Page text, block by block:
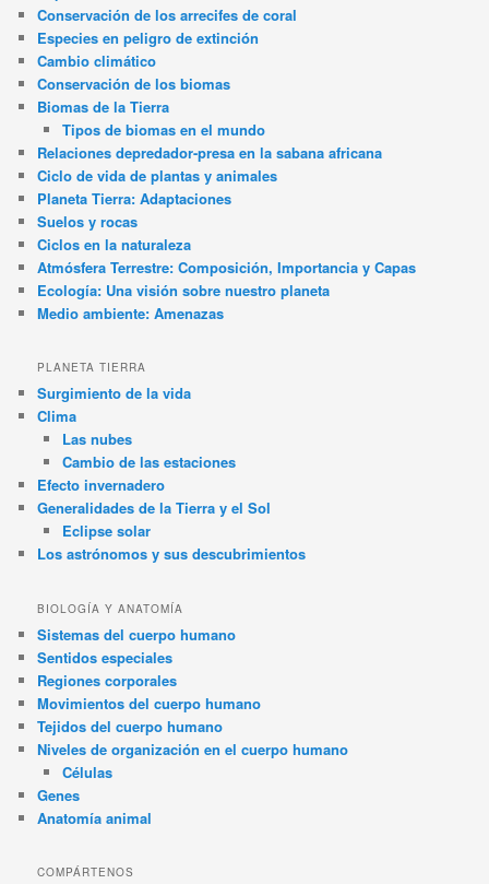
Conservación de los arrecifes de coral
Especies en peligro de extinción
Cambio climático
Conservación de los biomas
Biomas de la Tierra
Tipos de biomas en el mundo
Relaciones depredador-presa en la sabana africana
Ciclo de vida de plantas y animales
Planeta Tierra: Adaptaciones
Suelos y rocas
Ciclos en la naturaleza
Atmósfera Terrestre: Composición, Importancia y Capas
Ecología: Una visión sobre nuestro planeta
Medio ambiente: Amenazas
PLANETA TIERRA
Surgimiento de la vida
Clima
Las nubes
Cambio de las estaciones
Efecto invernadero
Generalidades de la Tierra y el Sol
Eclipse solar
Los astrónomos y sus descubrimientos
BIOLOGÍA Y ANATOMÍA
Sistemas del cuerpo humano
Sentidos especiales
Regiones corporales
Movimientos del cuerpo humano
Tejidos del cuerpo humano
Niveles de organización en el cuerpo humano
Células
Genes
Anatomía animal
COMPÁRTENOS